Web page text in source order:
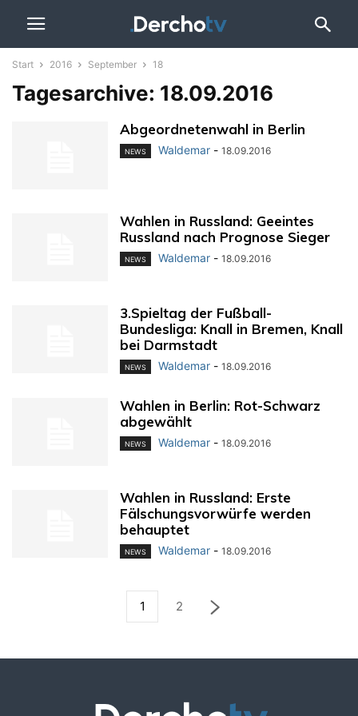
Start 2016 September 18
Tagesarchive: 18.09.2016
Abgeordnetenwahl in Berlin
NEWS Waldemar - 18.09.2016
Wahlen in Russland: Geeintes
Russland nach Prognose Sieger
NEWS Waldemar - 18.09.2016
3.Spieltag der Fußball-
Bundesliga: Knall in Bremen, Knall
bei Darmstadt
NEWS Waldemar - 18.09.2016
Wahlen in Berlin: Rot-Schwarz
abgewählt
NEWS Waldemar - 18.09.2016
Wahlen in Russland: Erste
Fälschungsvorwürfe werden
behauptet
NEWS Waldemar - 18.09.2016
1 2